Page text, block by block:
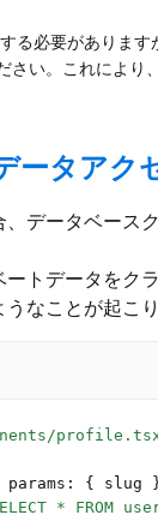
る必要があります
さい。これにより
ータアク
、データベー
トデータをク
なことが起こり
params: {
* FROM